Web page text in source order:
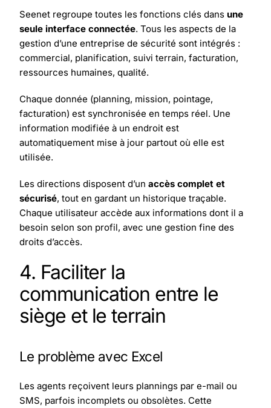
Seenet regroupe toutes les fonctions clés dans une
seule interface connectée. Tous les aspects de la
gestion d’une entreprise de sécurité sont intégrés :
commercial, planification, suivi terrain, facturation,
ressources humaines, qualité.
Chaque donnée (planning, mission, pointage,
facturation) est synchronisée en temps réel. Une
information modifiée à un endroit est
automatiquement mise à jour partout où elle est
utilisée.
Les directions disposent d’un accès complet et
sécurisé, tout en gardant un historique traçable.
Chaque utilisateur accède aux informations dont il a
besoin selon son profil, avec une gestion fine des
droits d’accès.
4. Faciliter la
communication entre le
siège et le terrain
Le problème avec Excel
Les agents reçoivent leurs plannings par e-mail ou
SMS, parfois incomplets ou obsolètes. Cette